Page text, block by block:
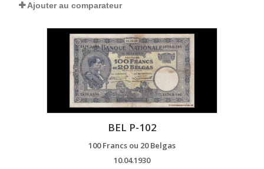
Ajouter au comparateur
BEL P-102
100 Francs ou 20 Belgas
10.04.1930